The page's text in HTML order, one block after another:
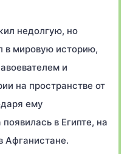
недолгую, но
в мировую историю,
и
на пространстве от
ему
в Египте, на
Афганистане.